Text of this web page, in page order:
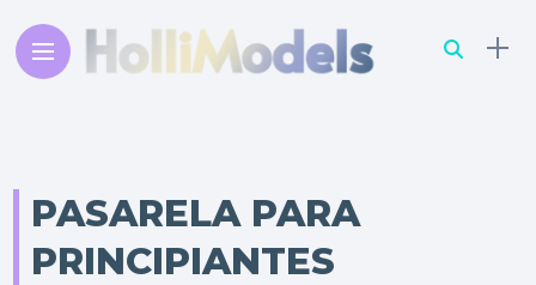
PASARELA PARA
PRINCIPIANTES